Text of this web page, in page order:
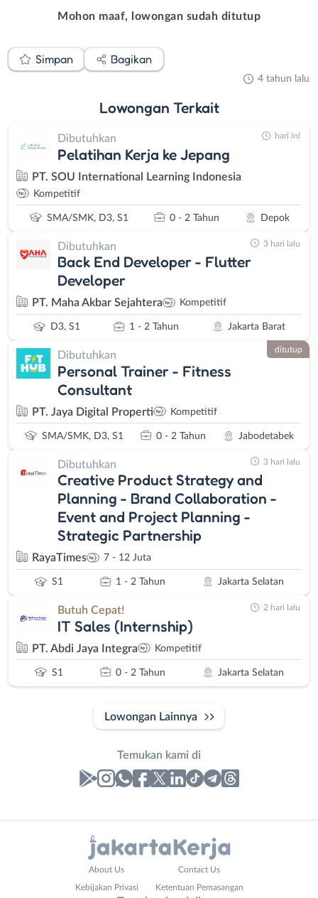
Mohon maaf, lowongan sudah ditutup
Simpan Bagikan
4 tahun lalu
Lowongan Terkait
Dibutuhkan
Pelatihan Kerja ke Jepang
PT. SOU International Learning Indonesia
Kompetitif
SMA/SMK, D3, S1 0 - 2 Tahun Depok
hari ini
Dibutuhkan
Back End Developer - Flutter
Developer
PT. Maha Akbar Sejahtera Kompetitif
D3, S1 1 - 2 Tahun Jakarta Barat
3 hari lalu
Dibutuhkan
Personal Trainer - Fitness
Consultant
PT. Jaya Digital Properti Kompetitif
SMA/SMK, D3, S1 0 - 2 Tahun Jabodetabek
ditutup
Dibutuhkan
Creative Product Strategy and
Planning - Brand Collaboration -
Event and Project Planning -
Strategic Partnership
RayaTimes 7 - 12 Juta
S1 1 - 2 Tahun Jakarta Selatan
3 hari lalu
Butuh Cepat!
IT Sales (Internship)
PT. Abdi Jaya Integra Kompetitif
S1 0 - 2 Tahun Jakarta Selatan
2 hari lalu
Lowongan Lainnya
Temukan kami di
About Us Contact Us
Kebijakan Privasi Ketentuan Pemasangan